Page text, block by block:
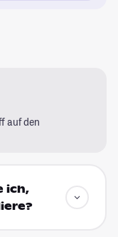
auf den
ich,